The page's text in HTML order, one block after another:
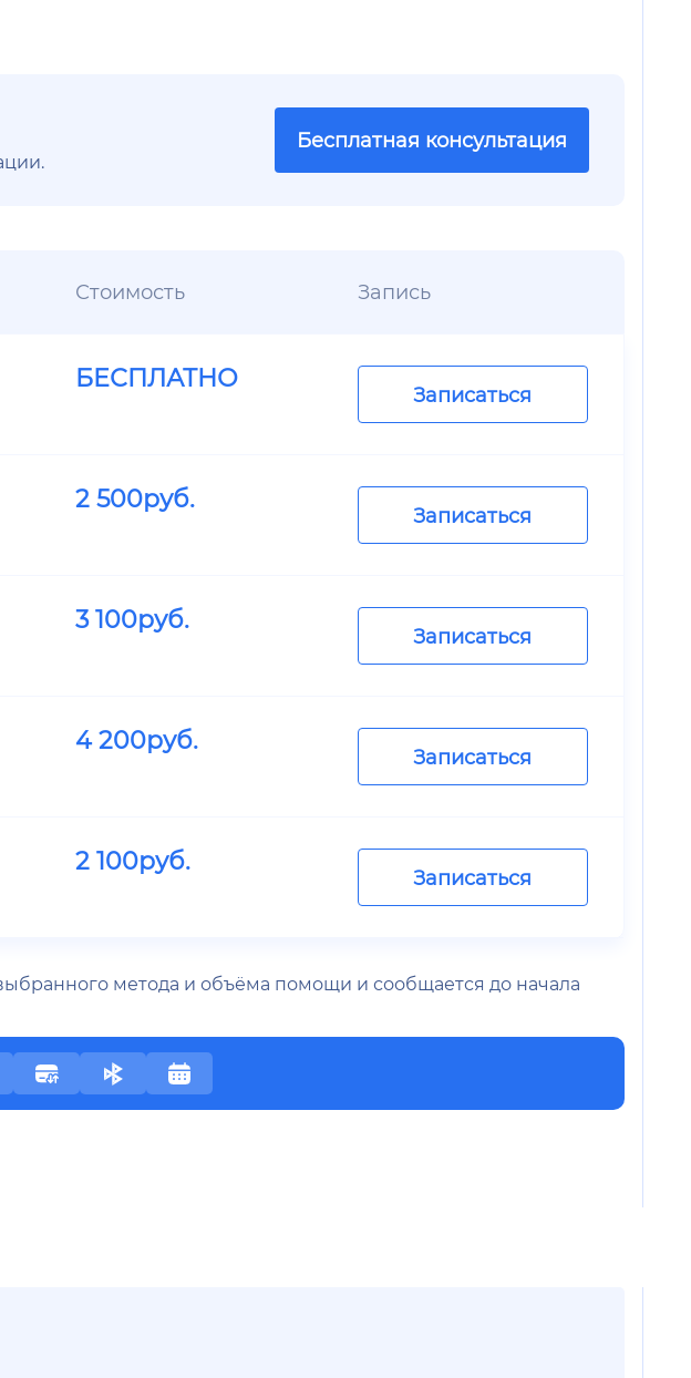
Бесплатная консультация
Стоимость Запись
БЕСПЛАТНО
Записаться
2 500руб.
Записаться
3 100руб.
Записаться
4 200руб.
Записаться
2 100руб.
Записаться
метода и объёма помощи и сообщается до начала